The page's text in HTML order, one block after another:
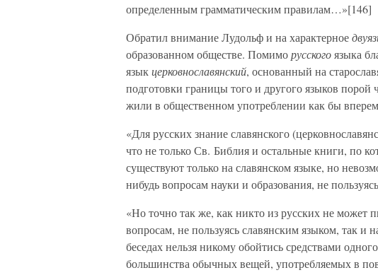
определенным грамматическим правилам…»[146]
Обратил внимание Лудольф и на характерное
образованном обществе. Помиморусскогоязыка
языкцерковнославянский, основанный на
подготовки границы того и другого языков порой
жили в общественном употреблении как бы
«Для русских знание славянского
что не только Св. Библия и остальные книги, по
существуют только на славянском языке, но
нибудь вопросам науки и образования, не
«Но точно так же, как никто из русских не может
вопросам, не пользуясь славянским языком, так
беседах нельзя никому обойтись средствами
большинства обычных вещей, употребляемых в